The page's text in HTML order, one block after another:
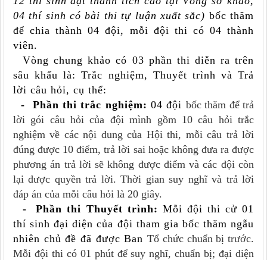
04 thí sinh có bài thi tự luận xuất sắc) bốc thăm
để chia thành 04 đội, mỗi đội thi có 04 thành
viên.
Vòng chung khảo có 03 phần thi diễn ra trên
sâu khấu là: Trắc nghiệm, Thuyết trình và Trả
lời câu hỏi, cụ thể:
- Phần thi trắc nghiệm: 04 đội bốc thăm để trả
lời gói câu hỏi của đội mình gồm 10 câu hỏi trắc
nghiệm về các nội dung của Hội thi, mỗi câu trả lời
đúng được 10 điểm, trả lời sai hoặc không đưa ra được
phương án trả lời sẽ không được điểm và các đội còn
lại được quyền trả lời. Thời gian suy nghĩ và trả lời
đáp án của mỗi câu hỏi là 20 giây.
-
Phần thi Thuyết trình: Mỗi đội thi cử 01
thí sinh đại diện của đội tham gia bốc thăm ngẫu
nhiên chủ đề đã được BanTổ chức chuẩn bị trước.
Mỗi đội thi có 01 phút để suy nghĩ, chuẩn bị; đại diện